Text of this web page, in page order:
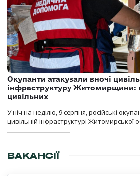
Окупанти атакували вночі
інфраструктуру Житомирщини:
цивільних
У ніч на неділю, 9 серпня, російські
цивільній інфраструктурі Житомирської
ВАКАНСІЇ